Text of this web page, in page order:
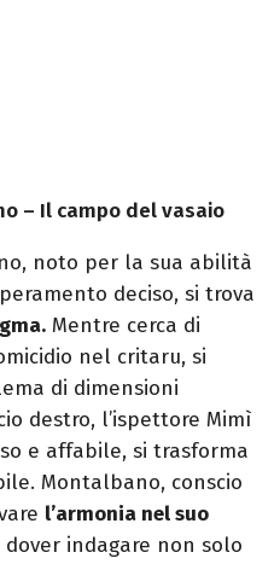
– Il campo del vasaio
noto per la sua abilità
deciso, si trova
Mentre cerca di
nel critaru, si
di dimensioni
destro, l’ispettore Mimì
e affabile, si trasforma
Montalbano, conscio
l’armonia nel suo
dover indagare non solo